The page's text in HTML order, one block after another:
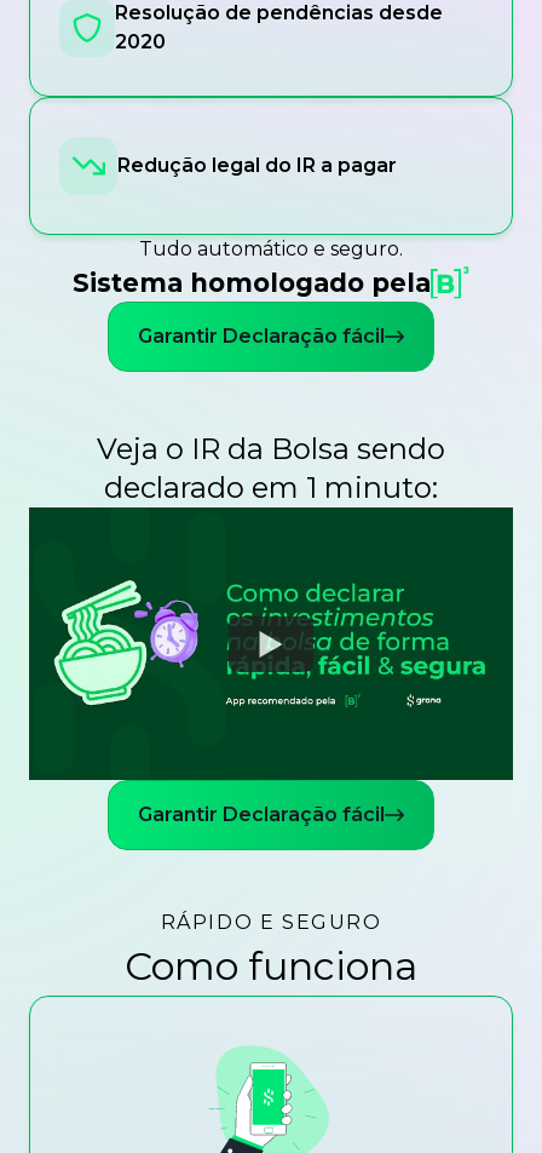
Resolução de pendências desde
2020
Redução legal do IR a pagar
Tudo automático e seguro.
Sistema homologado pela
Garantir Declaração fácil
Veja o IR da Bolsa sendo
declarado em 1 minuto:
Watch
Garantir Declaração fácil
RÁPIDO E SEGURO
Como funciona